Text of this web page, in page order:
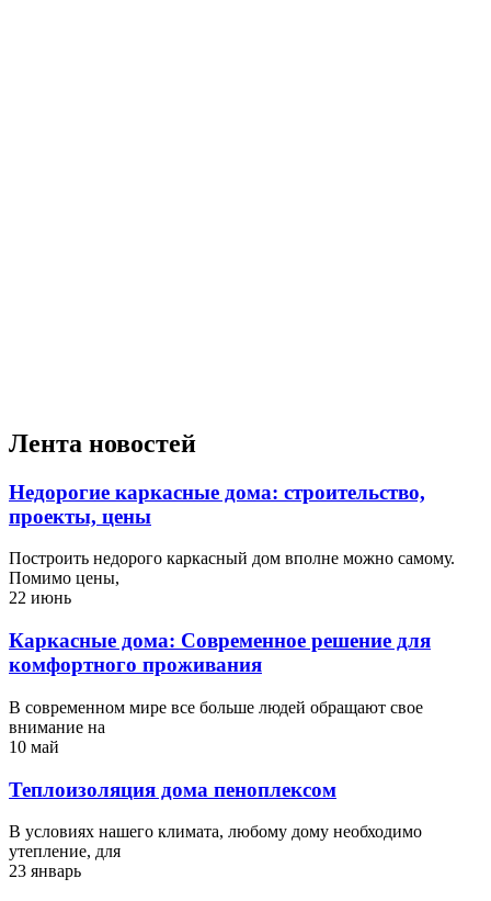
Лента новостей
Недорогие каркасные дома: строительство,
проекты, цены
Построить недорого каркасный дом вполне можно самому.
Помимо цены,
22 июнь
Каркасные дома: Современное решение для
комфортного проживания
В современном мире все больше людей обращают свое
внимание на
10 май
Теплоизоляция дома пеноплексом
В условиях нашего климата, любому дому необходимо
утепление, для
23 январь